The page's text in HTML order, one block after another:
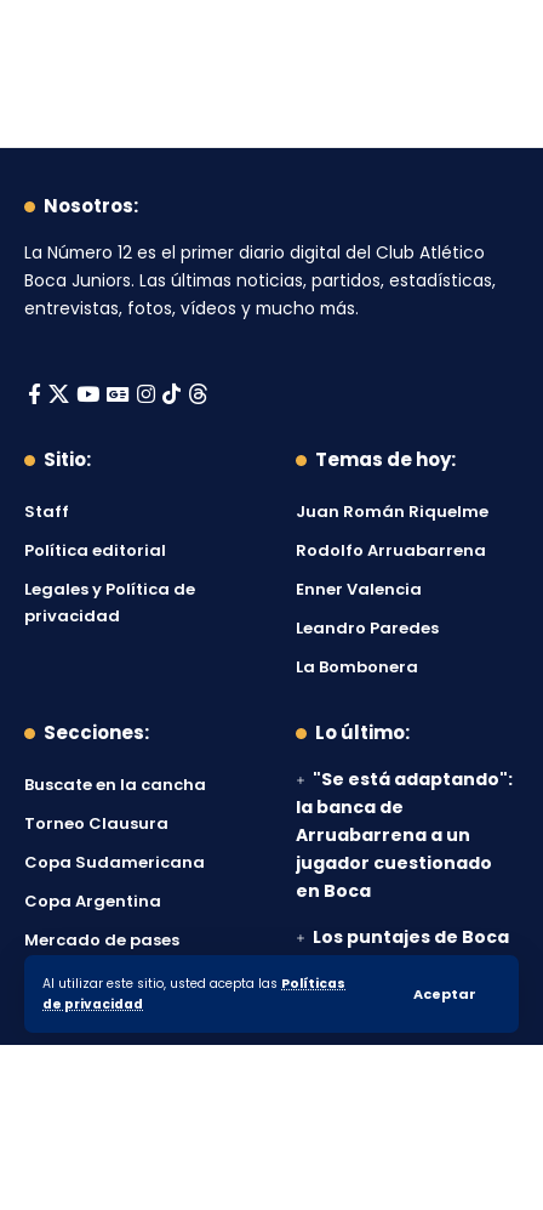
Al utilizar este sitio, usted acepta las Políticas
de privacidad
Aceptar
Nosotros:
La Número 12 es el primer diario digital del Club Atlético
Boca Juniors. Las últimas noticias, partidos, estadísticas,
entrevistas, fotos, vídeos y mucho más.
Sitio:
Staff
Política editorial
Legales y Política de
privacidad
Temas de hoy:
Juan Román Riquelme
Rodolfo Arruabarrena
Enner Valencia
Leandro Paredes
La Bombonera
Secciones:
Buscate en la cancha
Torneo Clausura
Copa Sudamericana
Copa Argentina
Mercado de pases
Boca Socios
Lo último:
"Se está adaptando":
la banca de
Arruabarrena a un
jugador cuestionado
en Boca
Los puntajes de Boca
Vélez en Parque